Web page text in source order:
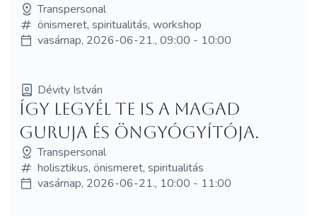
Transpersonal
önismeret, spiritualitás, workshop
vasárnap, 2026-06-21., 09:00 - 10:00
Dévity István
Így legyél Te is a magad
guruja és öngyógyítója.
Transpersonal
holisztikus, önismeret, spiritualitás
vasárnap, 2026-06-21., 10:00 - 11:00